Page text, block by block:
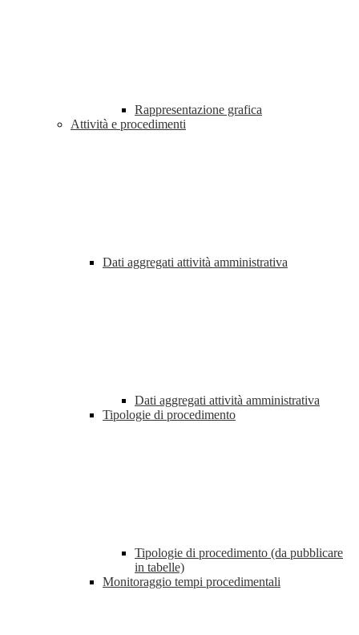
Rappresentazione grafica
Attività e procedimenti
Dati aggregati attività amministrativa
Dati aggregati attività amministrativa
Tipologie di procedimento
Tipologie di procedimento (da pubblicare
in tabelle)
Monitoraggio tempi procedimentali